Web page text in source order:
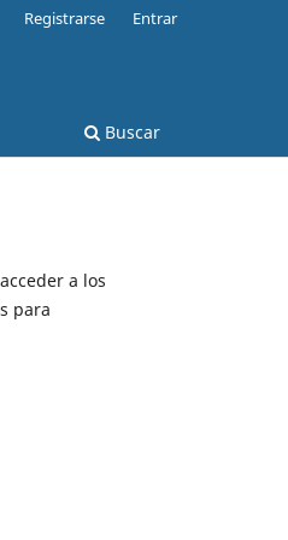
Buscar
Registrarse Entrar
a los
para